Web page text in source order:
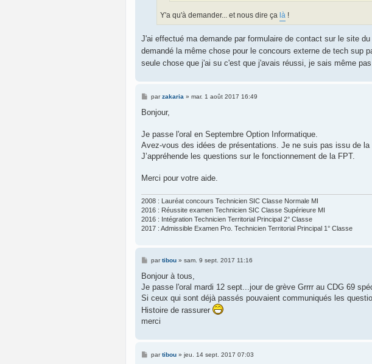
Y'a qu'à demander... et nous dire ça là !
J'ai effectué ma demande par formulaire de contact sur le site
demandé la même chose pour le concours externe de tech sup
seule chose que j'ai su c'est que j'avais réussi, je sais même
M
s
g
parzakaria » mar. 1 août 2017 16:49
Bonjour,
Je passe l'oral en Septembre Option Informatique.
Avez-vous des idées de présentations. Je ne suis pas issu de
J’appréhende les questions sur le fonctionnement de la FPT.
Merci pour votre aide.
2008 : Lauréat concours Technicien SIC Classe Normale MI
2016 : Réussite examen Technicien SIC Classe Supérieure MI
2016 : Intégration Technicien Territorial Principal 2° Classe
2017 : Admissible Examen Pro. Technicien Territorial Principal 1° Classe
M
s
a
g
partibou» sam. 9 sept. 2017 11:16
Bonjour à tous,
Je passe l'oral mardi 12 sept...jour de grève Grrrr au CDG 69
Si ceux qui sont déjà passés pouvaient communiqués les
Histoire de rassurer
merci
Mpartibou» jeu. 14 sept. 2017 07:03